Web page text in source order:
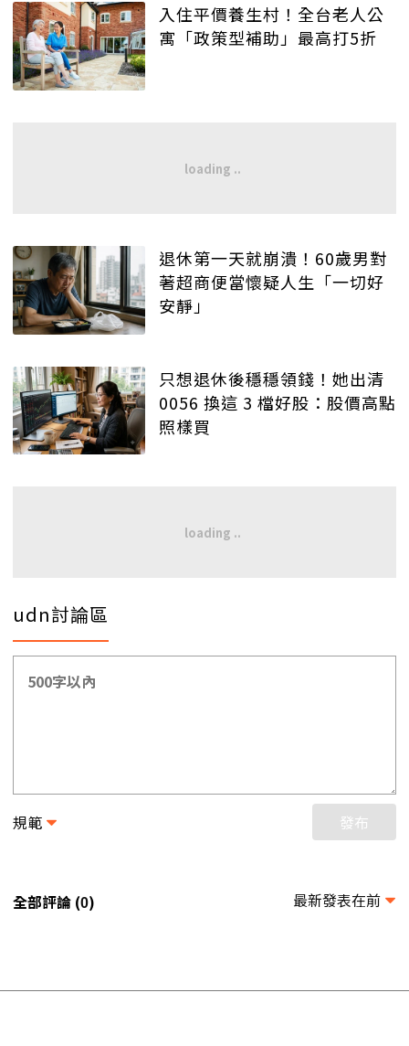
入住平價養生村！全台老人公
寓「政策型補助」最高打5折
退休第一天就崩潰！60歲男對
著超商便當懷疑人生「一切好
安靜」
只想退休後穩穩領錢！她出清
0056 換這 3 檔好股：股價高點
照樣買
udn討論區
規範 發布
全部評論 (0) 最新發表在前